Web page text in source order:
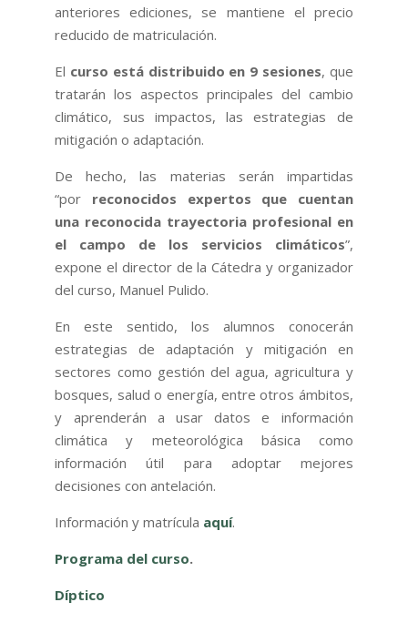
anteriores ediciones, se mantiene el precio
reducido de matriculación.
El curso está distribuido en 9 sesiones, que
tratarán los aspectos principales del cambio
climático, sus impactos, las estrategias de
mitigación o adaptación.
De hecho, las materias serán impartidas
“por reconocidos expertos que cuentan
una reconocida trayectoria profesional en
el campo de los servicios climáticos”,
expone el director de la Cátedra y organizador
del curso, Manuel Pulido.
En este sentido, los alumnos conocerán
estrategias de adaptación y mitigación en
sectores como gestión del agua, agricultura y
bosques, salud o energía, entre otros ámbitos,
y aprenderán a usar datos e información
climática y meteorológica básica como
información útil para adoptar mejores
decisiones con antelación.
Información y matrícula aquí.
Programa del curso.
Díptico